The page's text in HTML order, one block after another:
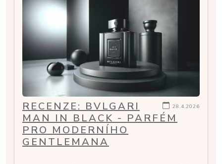
28.4.2026
RECENZE: BVLGARI
MAN IN BLACK - PARFÉM
PRO MODERNÍHO
GENTLEMANA